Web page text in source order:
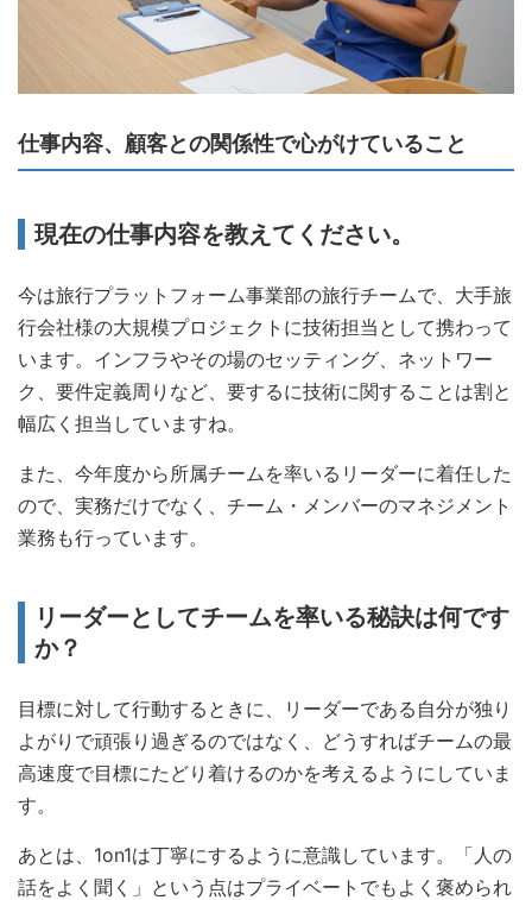
仕事内容、顧客との関係性で心がけていること
現在の仕事内容を教えてください。
今は旅行プラットフォーム事業部の旅行チームで、大手旅
行会社様の大規模プロジェクトに技術担当として携わって
います。インフラやその場のセッティング、ネットワー
ク、要件定義周りなど、要するに技術に関することは割と
幅広く担当していますね。
また、今年度から所属チームを率いるリーダーに着任した
ので、実務だけでなく、チーム・メンバーのマネジメント
業務も行っています。
リーダーとしてチームを率いる秘訣は何です
か？
目標に対して行動するときに、リーダーである自分が独り
よがりで頑張り過ぎるのではなく、どうすればチームの最
高速度で目標にたどり着けるのかを考えるようにしていま
す。
あとは、1on1は丁寧にするように意識しています。「人の
話をよく聞く」という点はプライベートでもよく褒められ